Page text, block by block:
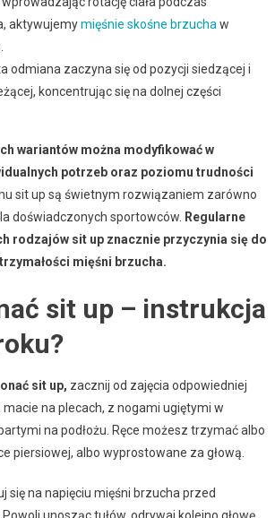
aktywujemymięśnie skośne brzuchaw
odmiana zaczyna się od pozycji siedzącej i
koncentrując się na dolnej części
wariantów można modyfikować w
potrzeb oraz poziomu trudności
sit up są świetnym rozwiązaniem zarówno
doświadczonych sportowców. Regularne
rodzajów sit up znacznie przyczynia się do
mięśni brzucha.
sit up – instrukcja
sit up, zacznij od zajęcia odpowiedniej
macie na plecach, z nogami ugiętymi w
na podłożu. Ręce możesz trzymać albo
piersiowej, albo wyprostowane za głową.
się na napięciu mięśni brzucha przed